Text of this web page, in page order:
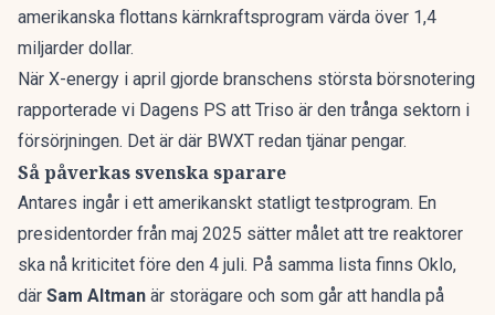
amerikanska flottans kärnkraftsprogram värda över 1,4
miljarder dollar.
När X-energy i april gjorde branschens största börsnotering
rapporterade vi Dagens PS att Triso är den trånga sektorn i
försörjningen. Det är där BWXT redan tjänar pengar.
Så påverkas svenska sparare
Antares ingår i ett amerikanskt statligt testprogram. En
presidentorder från maj 2025 sätter målet att tre reaktorer
ska nå kriticitet före den 4 juli. På samma lista finns Oklo,
där Sam Altman är storägare och som går att handla på